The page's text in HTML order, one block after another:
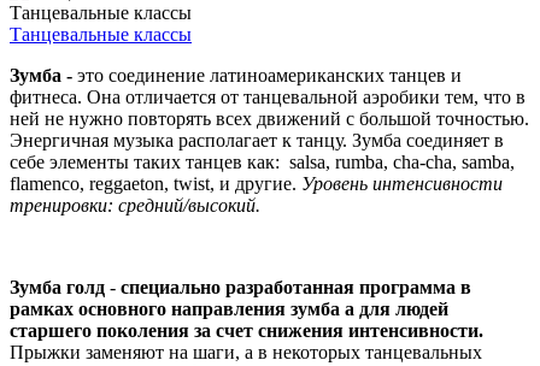
Танцевальные классы
Танцевальные классы
Зумба - это соединение латиноамериканских танцев и
фитнеса. Она отличается от танцевальной аэробики тем, что в
ней не нужно повторять всех движений с большой точностью.
Энергичная музыка располагает к танцу. Зумба соединяет в
себе элементы таких танцев как: salsa, rumba, cha-cha, samba,
flamenco, reggaeton, twist, и другие. Уровень интенсивности
тренировки: средний/высокий.
Зумба голд - специально разработанная программа в
рамках основного направления зумба a для людей
старшего поколения за счет снижения интенсивности.
Прыжки заменяют на шаги, а в некоторых танцевальных